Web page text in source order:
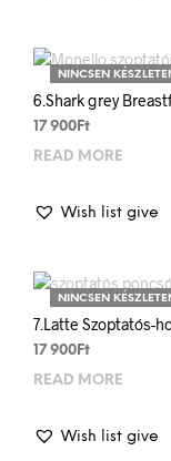
NINCSEN
6.Shark grey
17 900 Ft
READ MORE
Wish list give
NINCSEN
7.Latte Szoptatós-
17 900 Ft
READ MORE
Wish list give